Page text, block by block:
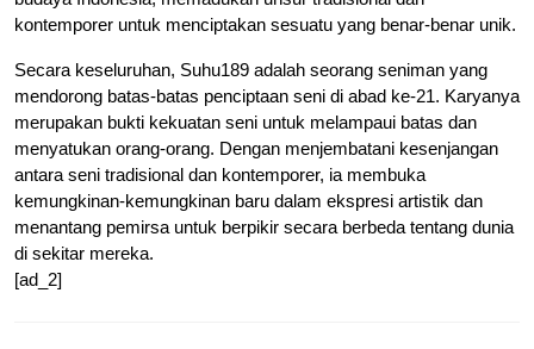
kontemporer untuk menciptakan sesuatu yang benar-benar unik.
Secara keseluruhan, Suhu189 adalah seorang seniman yang
mendorong batas-batas penciptaan seni di abad ke-21. Karyanya
merupakan bukti kekuatan seni untuk melampaui batas dan
menyatukan orang-orang. Dengan menjembatani kesenjangan
antara seni tradisional dan kontemporer, ia membuka
kemungkinan-kemungkinan baru dalam ekspresi artistik dan
menantang pemirsa untuk berpikir secara berbeda tentang dunia
di sekitar mereka.
[ad_2]